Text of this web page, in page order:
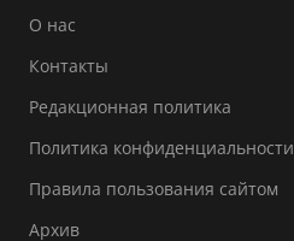
О нас
Контакты
Редакционная политика
Политика конфиденциальности
Правила пользования сайтом
Архив